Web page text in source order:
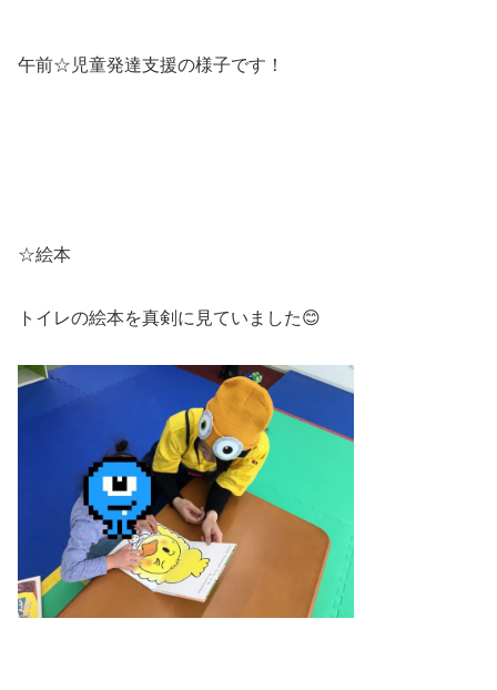
午前☆児童発達支援の様子です！
☆絵本
トイレの絵本を真剣に見ていました😊